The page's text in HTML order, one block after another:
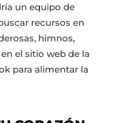
un equipo de
recursos en
himnos,
el sitio web de la
para alimentar la